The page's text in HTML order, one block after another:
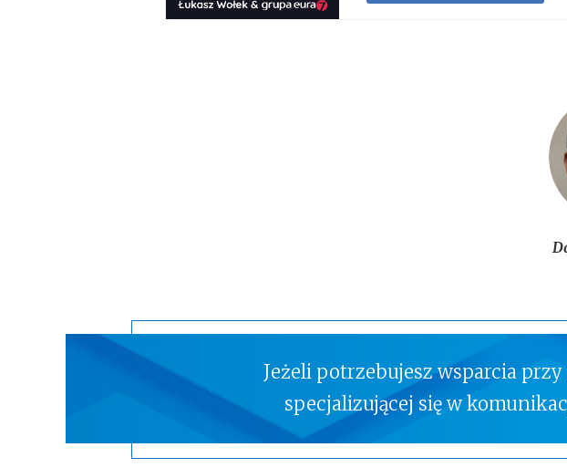
Jeżeli potrzebujesz wsparcia
specjalizującej się w